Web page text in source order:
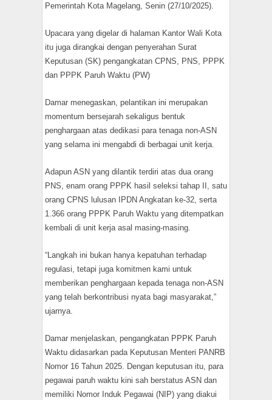
Pemerintah Kota Magelang, Senin (27/10/2025).
Upacara yang digelar di halaman Kantor Wali Kota
itu juga dirangkai dengan penyerahan Surat
Keputusan (SK) pengangkatan CPNS, PNS, PPPK
dan PPPK Paruh Waktu (PW)
Damar menegaskan, pelantikan ini merupakan
momentum bersejarah sekaligus bentuk
penghargaan atas dedikasi para tenaga non-ASN
yang selama ini mengabdi di berbagai unit kerja.
Adapun ASN yang dilantik terdiri atas dua orang
PNS, enam orang PPPK hasil seleksi tahap II, satu
orang CPNS lulusan IPDN Angkatan ke-32, serta
1.366 orang PPPK Paruh Waktu yang ditempatkan
kembali di unit kerja asal masing-masing.
“Langkah ini bukan hanya kepatuhan terhadap
regulasi, tetapi juga komitmen kami untuk
memberikan penghargaan kepada tenaga non-ASN
yang telah berkontribusi nyata bagi masyarakat,”
ujarnya.
Damar menjelaskan, pengangkatan PPPK Paruh
Waktu didasarkan pada Keputusan Menteri PANRB
Nomor 16 Tahun 2025. Dengan keputusan itu, para
pegawai paruh waktu kini sah berstatus ASN dan
memiliki Nomor Induk Pegawai (NIP) yang diakui